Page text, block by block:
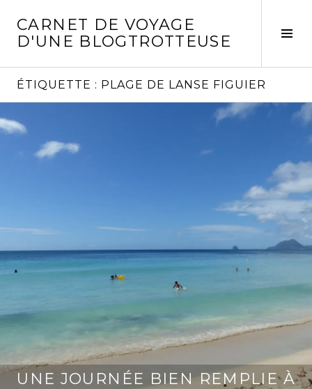
contenu
CARNET DE VOYAGE
D'UNE BLOGTROTTEUSE
ÉTIQUETTE : PLAGE DE LANSE FIGUIER
UNE JOURNÉE BIEN REMPLIE À